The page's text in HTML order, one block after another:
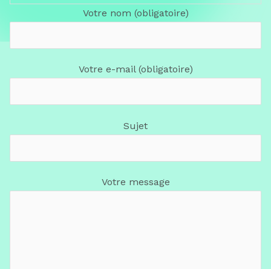
Votre nom (obligatoire)
Votre e-mail (obligatoire)
Sujet
Votre message